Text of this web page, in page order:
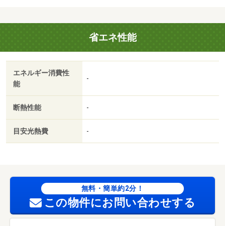
省エネ性能
エネルギー消費性
能
-
断熱性能 -
目安光熱費 -
無料・簡単約2分！
この物件にお問い合わせする